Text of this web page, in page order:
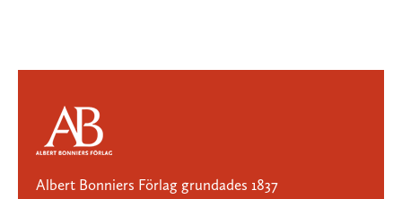
Albert Bonniers Förlag grundades 1837